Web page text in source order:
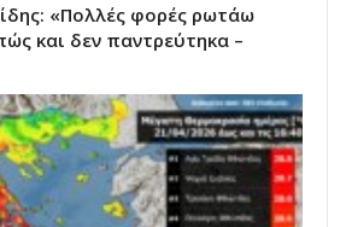
«Πολλές φορές ρωτάω
και δεν παντρεύτηκα –